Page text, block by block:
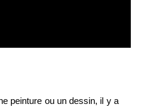
peinture ou un dessin, il y a